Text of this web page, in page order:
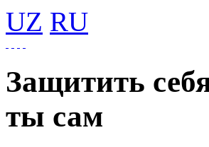
UZ RU
Защитить
ты сам